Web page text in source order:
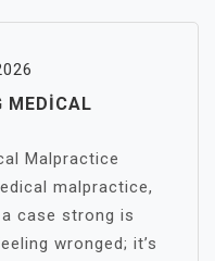
MEDICAL
Malpractice
malpractice,
case strong is
wronged; it’s